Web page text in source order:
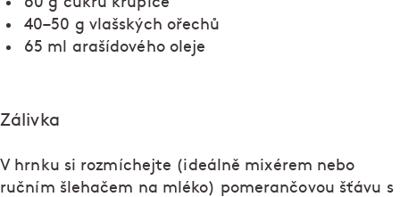
40–50 g vlašských ořechů
65 ml arašídového oleje
Zálivka
V hrnku si rozmíchejte (ideálně mixérem nebo
ručním šlehačem na mléko) pomerančovou šťávu s